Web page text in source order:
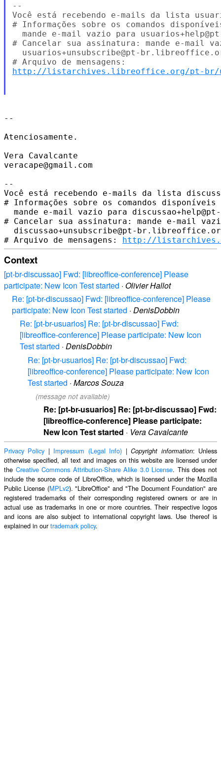
--
Você está recebendo e-mails da lista
# Informações sobre os comandos
mande e-mail vazio para
# Cancelar sua assinatura: mande e-mail
usuarios+unsubscribe@pt-
http://listarchives.libreoffice.org/pt-br/
--
Atenciosamente.
Vera Cavalcante
veracape@gmail.com
--
Você está recebendo e-mails da lista
# Informações sobre os comandos
mande e-mail vazio para
# Cancelar sua assinatura: mande e-mail
discussao+unsubscribe@pt-
# Arquivo de mensagens: http://
Context
[pt-br-discussao] Fwd: [libreoffice-conference] Please
participate: New Icon Test started · Olivier Hallot
Re: [pt-br-discussao] Fwd: [libreoffice-conference] Please
participate: New Icon Test started · DenisDobbin
Re: [pt-br-usuarios] Re: [pt-br-discussao] Fwd:
[libreoffice-conference] Please participate: New Icon
Test started · DenisDobbin
Re: [pt-br-usuarios] Re: [pt-br-discussao] Fwd:
[libreoffice-conference] Please participate: New Icon
Test started · Marcos Souza
(message not available)
Re: [pt-br-usuarios] Re: [pt-br-discussao] Fwd:
[libreoffice-conference] Please participate:
New Icon Test started · Vera Cavalcante
Privacy Policy | Impressum (Legal Info) |Copyright information: Unless
otherwise specified, all text and images on this website are licensed under
the Creative Commons Attribution-Share Alike 3.0 License. This does not
include the source code of LibreOffice, which is licensed under the Mozilla
Public License (MPLv2). "LibreOffice" and "The Document Foundation" are
registered trademarks of their corresponding registered owners or are in
actual use as trademarks in one or more countries. Their respective logos
and icons are also subject to international copyright laws. Use thereof is
explained in ourtrademark policy.